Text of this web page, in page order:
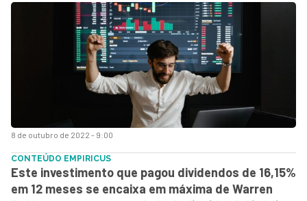
8 de outubro de 2022 - 9:00
CONTEÚDO EMPIRICUS
Este investimento que pagou dividendos de 16,15%
em 12 meses se encaixa em máxima de Warren